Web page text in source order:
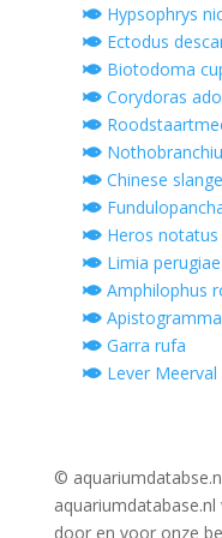
Hypsophrys
Ectodus
Biotodoma
Corydoras
Chinese
Heros notatus
Limia perugiae
Amphilophus
Garra rufa
Lever Meerval
©
door en voor onze